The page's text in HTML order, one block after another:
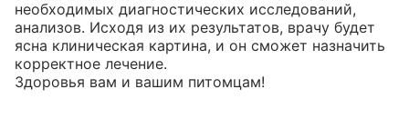
необходимых диагностических исследований,
анализов. Исходя из их результатов, врачу будет
ясна клиническая картина, и он сможет назначить
корректное лечение.
Здоровья вам и вашим питомцам!